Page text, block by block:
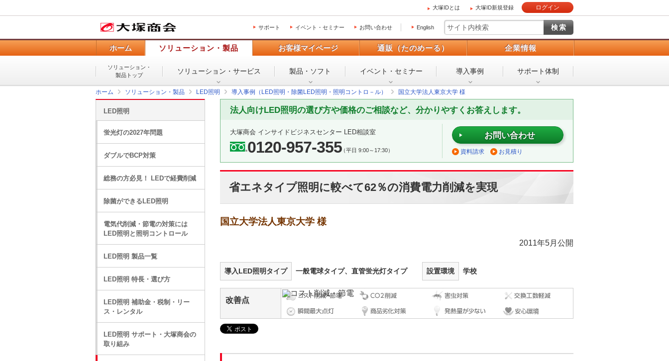
大塚IDとは 大塚ID新規登録 ログイン
サポート イベント・セミナー お問い合わせ English
ホーム ソリューション・製品 お客様マイページ 通販（たのめーる） 企業情報
ソリューション・
製品トップ
ソリューション・ サービス 製品・ソフト イベント・ セミナー 導入事例 サポート体制
ホーム ソリューション・製品 LED照明 導入事例（LED照明・除菌LED照明・照明コントロ－ル） 国立大学法人東京大学 様
法人向けLED照明の選び方や価格のご相談など、分かりやすくお答えします。
大塚商会 インサイドビジネスセンター LED相談室
0120-957-355（平日 9:00～17:30）
お問い合わせ
資料請求 お見積り
省エネタイプ照明に較べて62％の消費電力削減を実現
国立大学法人東京大学 様
2011年5月公開
導入LED照明タイプ 一般電球タイプ、直管蛍光灯タイプ 設置環境 学校
改善点
LED照明
蛍光灯の2027年問題
ダブルでBCP対策
総務の方必見！ LEDで経費削減
除菌ができるLED照明
電気代削減・節電の対策には
LED照明と照明コントロール
LED照明 製品一覧
LED照明 特長・選び方
LED照明 補助金・税制・リー
ス・レンタル
LED照明 サポート・大塚商会の
取り組み